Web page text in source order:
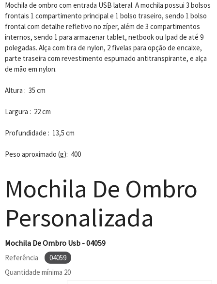
Mochila de ombro com entrada USB lateral. A mochila possui 3 bolsos
frontais 1 compartimento principal e 1 bolso traseiro, sendo 1 bolso
frontal com detalhe refletivo no zíper, além de 3 compartimentos
internos, sendo 1 para armazenar tablet, netbook ou Ipad de até 9
polegadas. Alça com tira de nylon, 2 fivelas para opção de encaixe,
parte traseira com revestimento espumado antitranspirante, e alça
de mão em nylon.
Altura : 35 cm
Largura : 22 cm
Profundidade : 13,5 cm
Peso aproximado (g): 400
Mochila De Ombro
Personalizada
Mochila De Ombro Usb - 04059
Referência
04059
Quantidade mínima 20